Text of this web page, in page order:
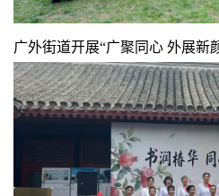
广外街道开展“广聚同心 外展新